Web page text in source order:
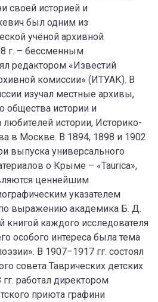
своей историей и
был одним из
учёной архивной
г. – бессменным
редактором «Известий
комиссии» (ИТУАК). В
изучал местные архивы,
общества истории и
истории, Историко-
в Москве. В 1894, 1898 и 1902
выпуска универсального
о Крыме – «Taurica»,
ценнейшим
указателем
выражению академика Б. Д.
книгой каждого исследователя
особого интереса была тема
В 1907–1917 гг. состоял
совета Таврических детских
работал директором
приюта графини